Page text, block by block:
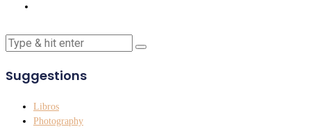
Suggestions
Libros
Photography